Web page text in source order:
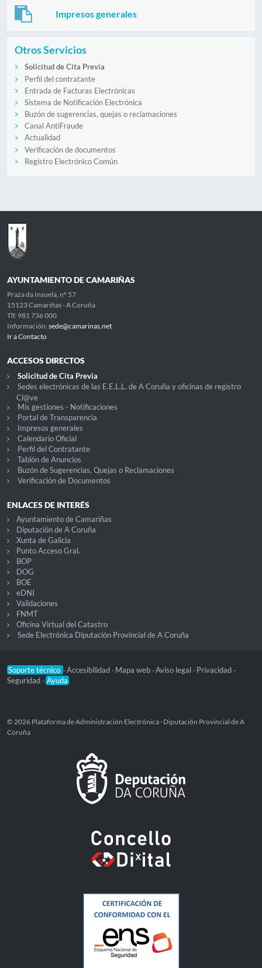
Impresos generales
Otros Servicios
Solicitud de Cita Previa
Perfil del contratante
Entrada de Facturas Electrónicas
Sistema de Notificación Electrónica
Buzón de sugerencias, quejas o reclamaciones
Canal AntiFraude
Actualidad
Verificación de documentos
Registro Electrónico Común
AYUNTAMIENTO DE CAMARIÑAS
Praza da Insuela, nº 57
15123 Camariñas - A Coruña
Tlf. 981 736 000
Información: sede@camarinas.net
Ir a Contacto
ACCESOS DIRECTOS
Solicitud de Cita Previa
Sedes electrónicas de las E.E.L.L. de A Coruña y oficinas de registro
Cl@ve
Mis gestiones - Notificaciones
Portal de Transparencia
Impresos generales
Calendario Oficial
Perfil del Contratante
Tablón de Anuncios
Buzón de Sugerencias, Quejas o Reclamaciones
Verificación de Documentos
ENLACES DE INTERÉS
Ayuntamiento de Camariñas
Diputación de A Coruña
Xunta de Galicia
Punto Acceso Gral.
BOP
DOG
BOE
eDNI
Validaciones
FNMT
Oficina Virtual del Catastro
Sede Electrónica Diputación Provincial de A Coruña
Soporte técnico -Accesibilidad - Mapa web -Aviso legal - Privacidad -
Seguridad - Ayuda
© 2026 Plataforma de Administración Electrónica · Diputación Provincial de A
Coruña